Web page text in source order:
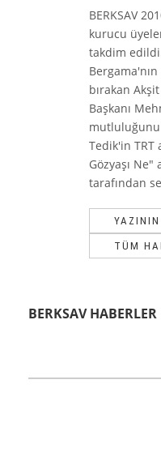
BERKSAV
kurucu
takdim edildi.
bırakan
Başkanı
mutluluğunu
Tedik'in
Gözyaşı
tarafından
TÜM
BERKSAV HABERLER